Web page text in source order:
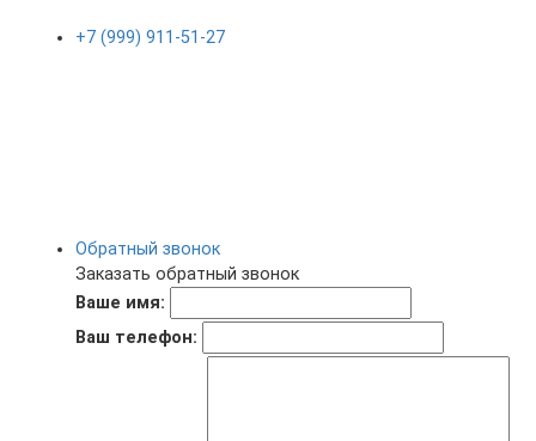
+7 (999) 911-51-27
Обратный звонок
Заказать обратный звонок
Ваше имя:
Ваш телефон: